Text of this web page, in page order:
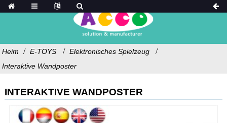
Heim E-TOYS
Elektronisches Spielzeug
Interaktive Wandposter
INTERAKTIVE WANDPOSTER